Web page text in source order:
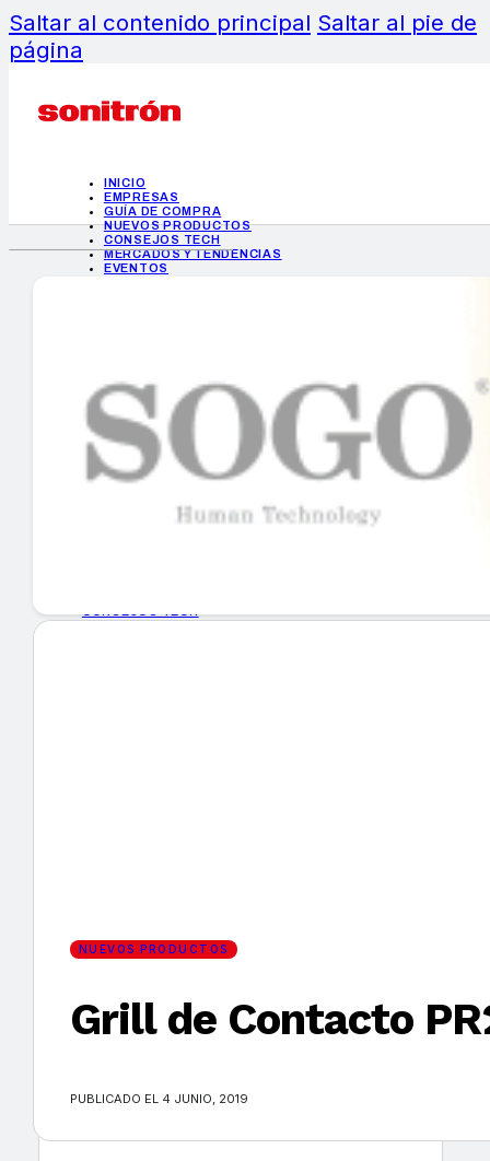
Saltar al contenido principal Saltar al pie de
página
INICIO
EMPRESAS
GUÍA DE COMPRA
NUEVOS PRODUCTOS
CONSEJOS TECH
MERCADOS Y TENDENCIAS
EVENTOS
INICIO
EMPRESAS
GUÍA DE COMPRA
NUEVOS PRODUCTOS
Grill de Contacto
PUBLICADO EL 4 JUNIO, 2019